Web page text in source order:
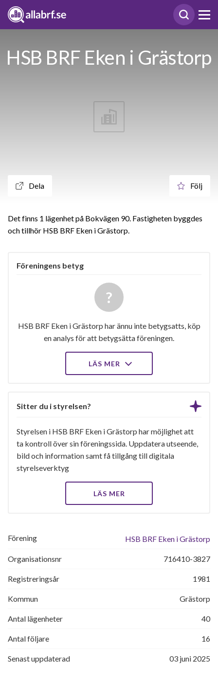
HSB BRF Eken i Grästorp
Dela Följ
Det finns 1 lägenhet på Bokvägen 90. Fastigheten byggdes
och tillhör HSB BRF Eken i Grästorp.
Föreningens betyg
HSB BRF Eken i Grästorp har ännu inte betygsatts, köp
en analys för att betygsätta föreningen.
LÄS MER
Sitter du i styrelsen?
Styrelsen i HSB BRF Eken i Grästorp har möjlighet att
ta kontroll över sin föreningssida. Uppdatera utseende,
bild och information samt få tillgång till digitala
styrelseverktyg
LÄS MER
Förening HSB BRF Eken i Grästorp
Organisationsnr 716410-3827
Registreringsår 1981
Kommun Grästorp
Antal lägenheter 40
Antal följare 16
Senast uppdaterad 03 juni 2025